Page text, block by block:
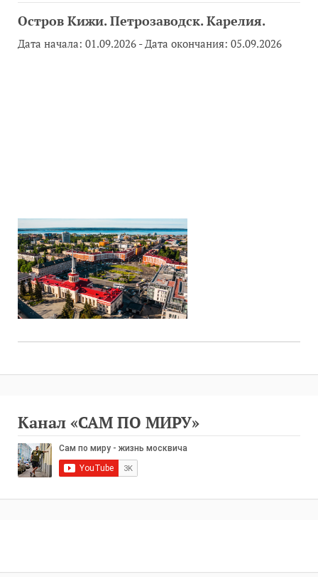
Остров Кижи. Петрозаводск. Карелия.
Дата начала: 01.09.2026 - Дата окончания: 05.09.2026
Канал «САМ ПО МИРУ»